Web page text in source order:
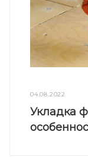
04.08.2022
Укладка